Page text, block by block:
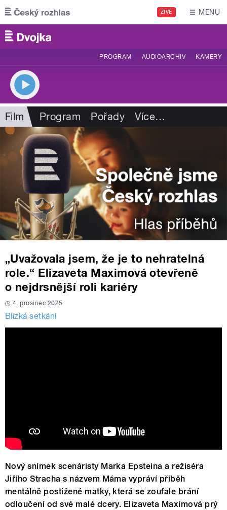
Přejít k hlavnímu obsahu
ŽIVĚ MENU
PROGRAM AUDIOARCHIV KAMERY
Film Program Pořady Více…
„Uvažovala jsem, že je to nehratelná
role.“ Elizaveta Maximová otevřeně
o nejdrsnější roli kariéry
4. prosinec 2025
Blízká setkání
Nový snímek scenáristy Marka Epsteina a režiséra
Jiřího Stracha s názvem Máma vypráví příběh
mentálně postižené matky, která se zoufale brání
odloučení od své malé dcery. Elizaveta Maximová prý